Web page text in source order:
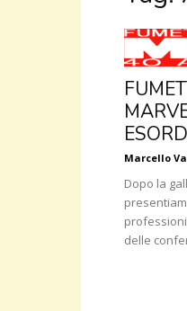
Marcello
Dopo la
delle